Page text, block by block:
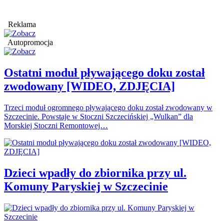
Reklama
Autopromocja
Ostatni moduł pływającego doku został
zwodowany [WIDEO, ZDJĘCIA]
Trzeci moduł ogromnego pływającego doku został zwodowany w
Szczecinie. Powstaje w Stoczni Szczecińskiej „Wulkan” dla
Morskiej Stoczni Remontowej…
Dzieci wpadły do zbiornika przy ul.
Komuny Paryskiej w Szczecinie